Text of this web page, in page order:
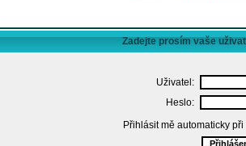
Zadejte prosím vaše
Uživatel:
Heslo:
Přihlásit mě automaticky